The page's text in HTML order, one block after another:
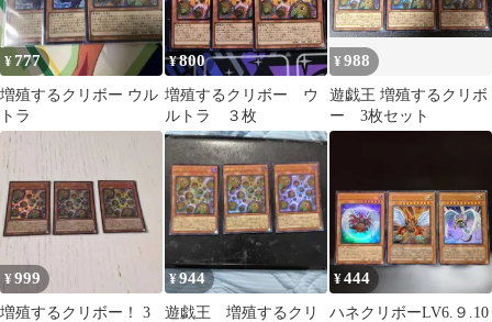
¥777
増殖するクリボー ウル
トラ
¥800
増殖するクリボー ウ
ルトラ ３枚
¥988
遊戯王 増殖するクリボ
ー 3枚セット
¥999
増殖するクリボー！ 3
¥944
遊戯王 増殖するクリ
¥444
ハネクリボーLV6.９.10